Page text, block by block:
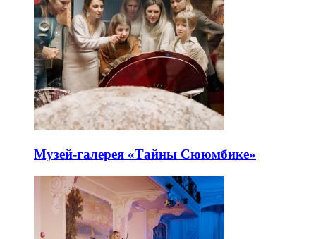
Музей-галерея «Тайны Сююмбике»